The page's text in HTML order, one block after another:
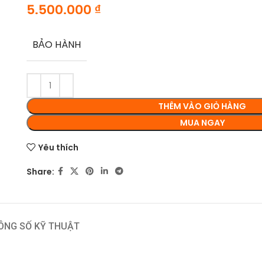
5.500.000 ₫
BẢO HÀNH
THÊM VÀO GIỎ HÀNG
MUA NGAY
Yêu thích
Share:
SỐ KỸ THUẬT